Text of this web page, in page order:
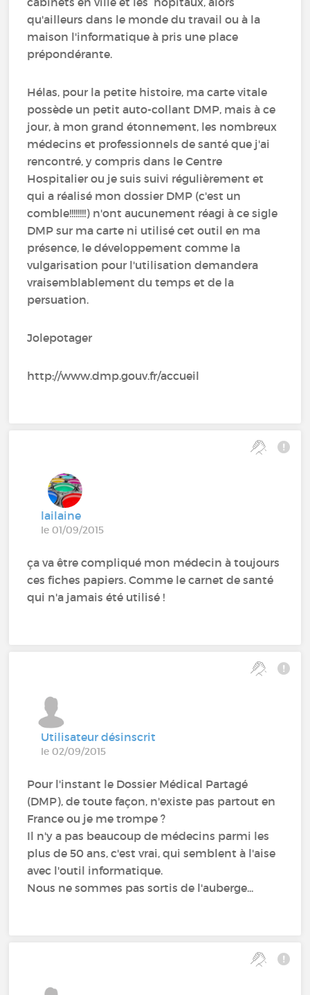
qu'ailleurs dans le monde du travail ou à la
maison l'informatique à pris une place
prépondérante.
Hélas, pour la petite histoire, ma carte vitale
possède un petit auto-collant DMP, mais à ce
jour, à mon grand étonnement, les nombreux
médecins et professionnels de santé que j'ai
rencontré, y compris dans le Centre
Hospitalier ou je suis suivi régulièrement et
qui a réalisé mon dossier DMP (c'est un
comble!!!!!!!!) n'ont aucunement réagi à ce sigle
DMP sur ma carte ni utilisé cet outil en ma
présence, le développement comme la
vulgarisation pour l'utilisation demandera
vraisemblablement du temps et de la
persuation.
Jolepotager
http://www.dmp.gouv.fr/accueil
lailaine
le 01/09/2015
ça va être compliqué mon médecin à toujours
ces fiches papiers. Comme le carnet de santé
qui n'a jamais été utilisé !
Utilisateur désinscrit
le 02/09/2015
Pour l'instant le Dossier Médical Partagé
(DMP), de toute façon, n'existe pas partout en
France ou je me trompe ?
Il n'y a pas beaucoup de médecins parmi les
plus de 50 ans, c'est vrai, qui semblent à l'aise
avec l'outil informatique.
Nous ne sommes pas sortis de l'auberge...